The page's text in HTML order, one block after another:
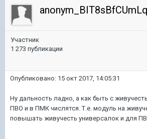
anonym_BIT8sBfCUmLq
Участник
1 273 публикации
Опубликовано: 15 окт 2017, 14:05:31
Ну дальность ладно, а как быть с
ПВО и в ПМК числятся. Т.е. модуль на
повышать живучесть универсалок и для